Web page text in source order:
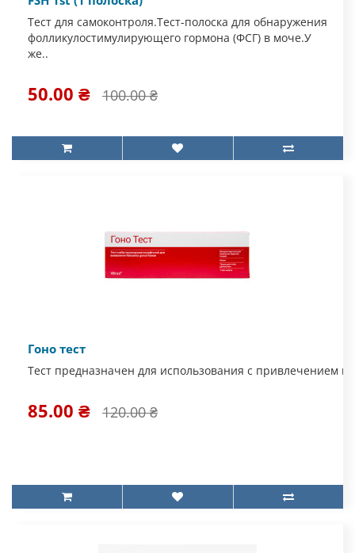
Тест для самоконтроля.Тест-полоска для обнаружения
фолликулостимулирующего гормона (ФСГ) в моче.У
же..
50.00 ₴ 100.00 ₴
Гоно тест
Тест предназначен для использования с привлечением
85.00 ₴ 120.00 ₴